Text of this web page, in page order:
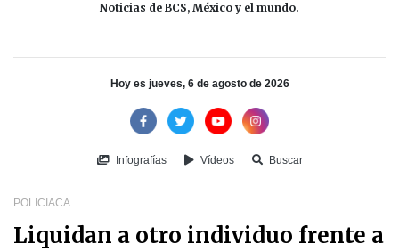
Noticias de BCS, México y el mundo.
Hoy es jueves, 6 de agosto de 2026
Infografías Vídeos Buscar
POLICIACA
Liquidan a otro individuo frente a